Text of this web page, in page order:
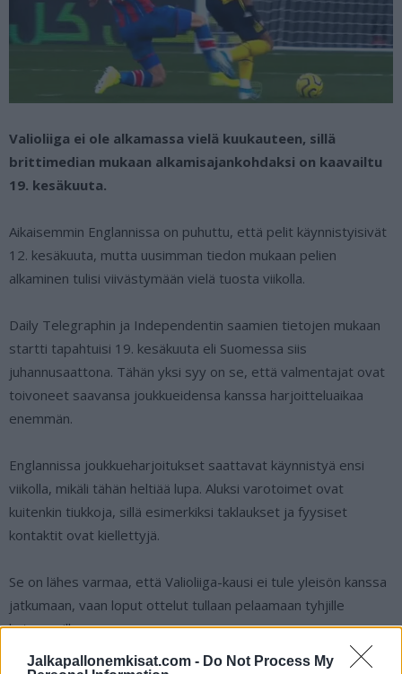
Jalkapallonemkisat.com - Do Not Process My
Valioliiga ei ole alkamassa vielä kuukauteen, sillä
brittimedian mukaan alkamisajankohdaksi on kaavailtu
19. kesäkuuta.
Aikaisemmin Englannissa on puhuttu, että pelit käynnistyisivät
12. kesäkuuta, mutta uusimman tiedon mukaan pelien
alkaminen tulisi viivästymään vielä tuosta viikolla.
Daily Telegraphin ja Independentin saamien tietojen mukaan
startti tapahtuisi 19. kesäkuuta eli Suomessa siis
juhannusaattona. Tähän yksi syy on se, että valmentajat ovat
toivoneet saavansa joukkueidensa kanssa harjoitteluaikaa
enemmän.
Englannissa joukkueharjoitukset saattavat käynnistyä ensi
viikolla, mikäli tähän heltiää lupa. Aluksi varotoimet ovat
kuitenkin tiukkoja, sillä esimerkiksi taklaukset ja fyysiset
kontaktit ovat kiellettyjä.
Se on lähes varmaa, että Valioliiga-kausi ei tule yleisön kanssa
jatkumaan, vaan loput ottelut tullaan pelaamaan tyhjille
katsomoille.